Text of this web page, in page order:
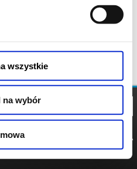
wszystkie
na wybór
POLITYKA